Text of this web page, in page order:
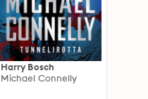
Harry Bosch
Michael Connelly